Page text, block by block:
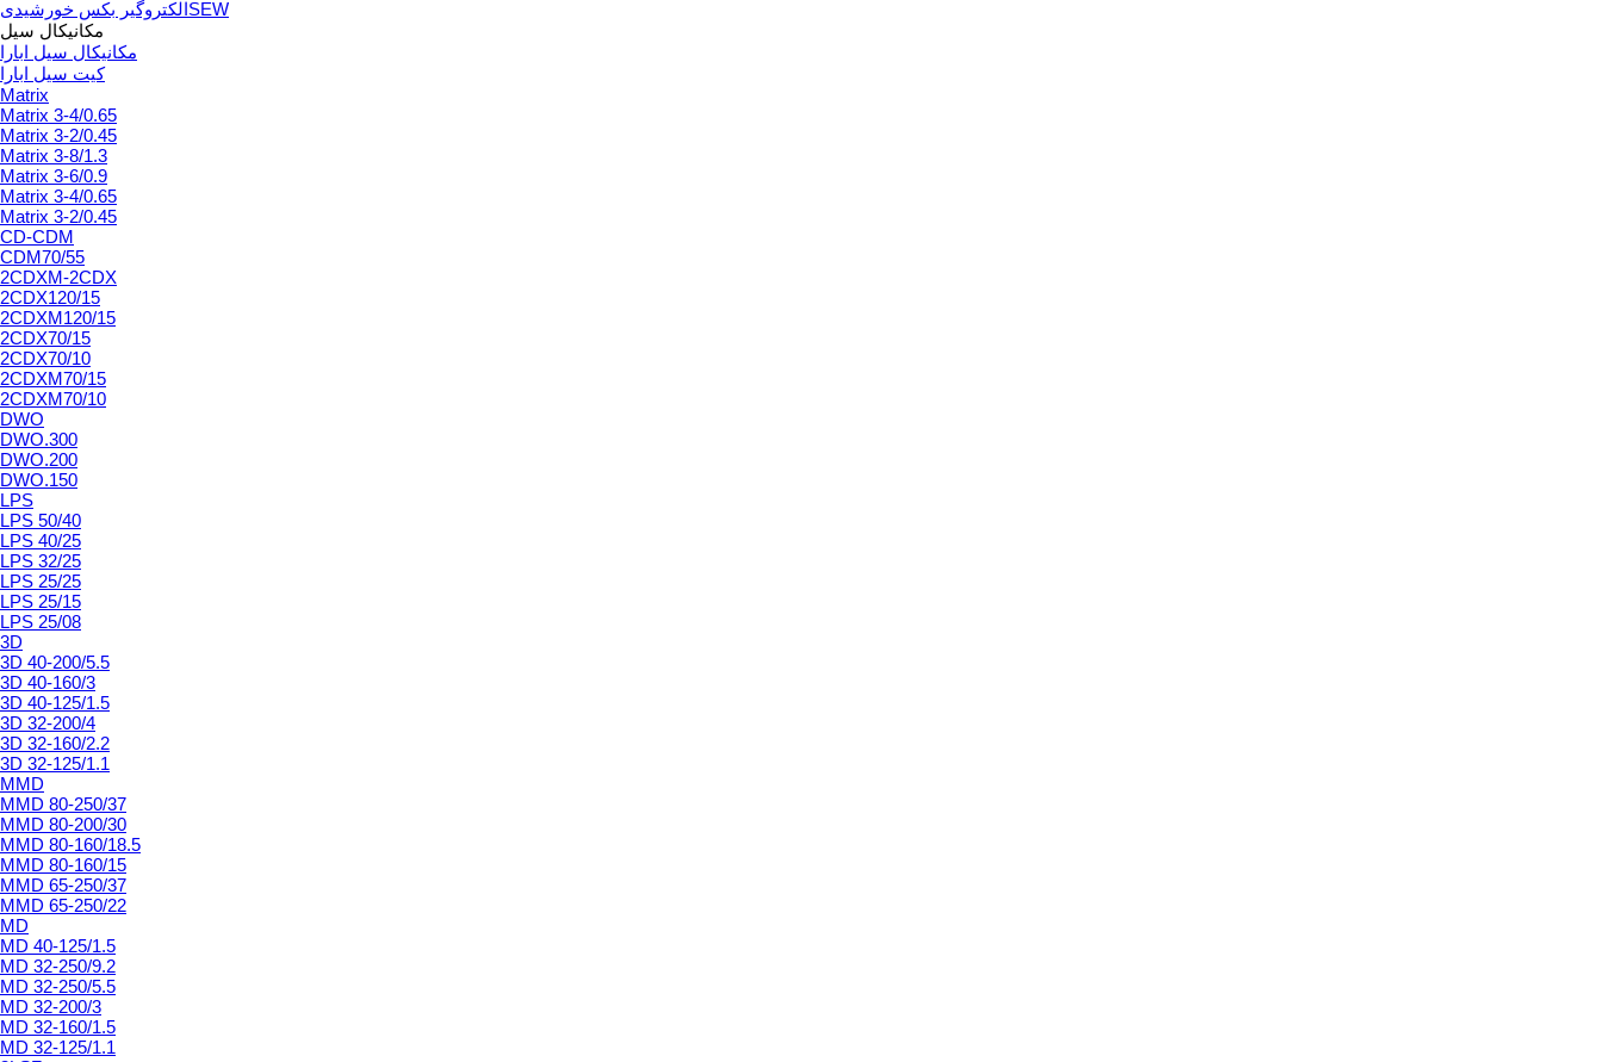
الکتروگیر بکس خورشیدیSEW
مکانیکال سیل
مکانیکال سیل ابارا
کیت سیل ابارا
Matrix
Matrix 3-4/0.65
Matrix 3-2/0.45
Matrix 3-8/1.3
Matrix 3-6/0.9
Matrix 3-4/0.65
Matrix 3-2/0.45
CD-CDM
CDM70/55
2CDXM-2CDX
2CDX120/15
2CDXM120/15
2CDX70/15
2CDX70/10
2CDXM70/15
2CDXM70/10
DWO
DWO.300
DWO.200
DWO.150
LPS
LPS 50/40
LPS 40/25
LPS 32/25
LPS 25/25
LPS 25/15
LPS 25/08
3D
3D 40-200/5.5
3D 40-160/3
3D 40-125/1.5
3D 32-200/4
3D 32-160/2.2
3D 32-125/1.1
MMD
MMD 80-250/37
MMD 80-200/30
MMD 80-160/18.5
MMD 80-160/15
MMD 65-250/37
MMD 65-250/22
MD
MD 40-125/1.5
MD 32-250/9.2
MD 32-250/5.5
MD 32-200/3
MD 32-160/1.5
MD 32-125/1.1